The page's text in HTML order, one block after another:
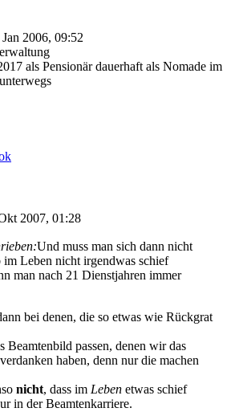
Jan 2006, 09:52
als Pensionär dauerhaft als Nomade im
2007, 01:28
Und muss man sich dann nicht
im Leben nicht irgendwas schief
man nach 21 Dienstjahren immer
bei denen, die so etwas wie Rückgrat
Beamtenbild passen, denen wir das
haben, denn nur die machen
nicht, dass im Leben etwas schief
in der Beamtenkarriere.